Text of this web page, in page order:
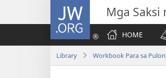
JW.ORG Mga Saksi
HOME
Library Workbook Para sa